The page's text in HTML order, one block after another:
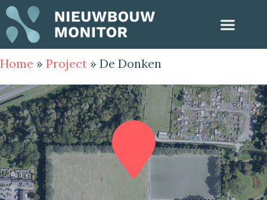
Home » Project » De Donken